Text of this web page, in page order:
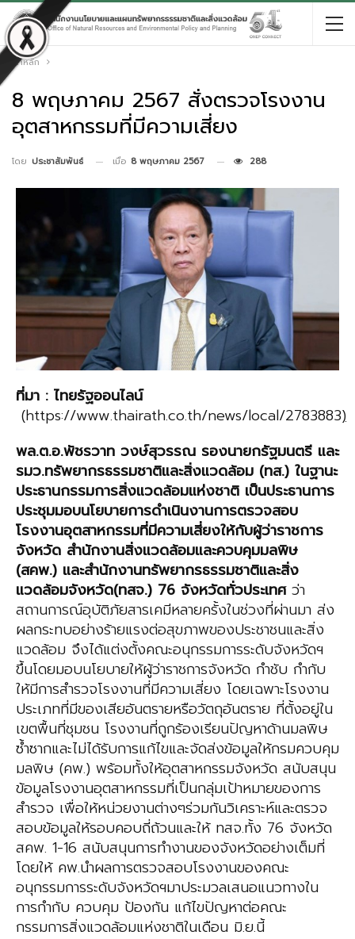
หน้าหลัก
8 พฤษภาคม 2567 สั่งตรวจโรงงาน
อุตสาหกรรมที่มีความเสี่ยง
โดย ประชาสัมพันธ์ เมื่อ 8 พฤษภาคม 2567 288
ที่มา : ไทยรัฐออนไลน
(https://www.thairath.co.th/news/local/2783883)
พล.ต.อ.พัชรวาท วงษ์สุวรรณ รองนายกรัฐมนตรี และ
รมว.ทรัพยากรธรรมชาติและสิ่งแวดล้อม (ทส.) ในฐานะ
ประธานกรรมการสิ่งแวดล้อมแห่งชาติ เป็นประธานการ
ประชุมมอบนโยบายการดำเนินงานการตรวจสอบ
โรงงานอุตสาหกรรมที่มีความเสี่ยงให้กับผู้ว่าราชการ
จังหวัด สำนักงานสิ่งแวดล้อมและควบคุมมลพิษ
(สคพ.) และสำนักงานทรัพยากรธรรมชาติและสิ่ง
แวดล้อมจังหวัด(ทสจ.) 76 จังหวัดทั่วประเทศ ว่า
สถานการณ์อุบัติภัยสารเคมีหลายครั้งในช่วงที่ผ่านมา ส่ง
ผลกระทบอย่างร้ายแรงต่อสุขภาพของประชาชนและสิ่ง
แวดล้อม จึงได้แต่งตั้งคณะอนุกรรมการระดับจังหวัดฯ
ขึ้นโดยมอบนโยบายให้ผู้ว่าราชการจังหวัด กำชับ กำกับ
ให้มีการสำรวจโรงงานที่มีความเสี่ยง โดยเฉพาะโรงงาน
ประเภทที่มีของเสียอันตรายหรือวัตถุอันตราย ที่ตั้งอยู่ใน
เขตพื้นที่ชุมชน โรงงานที่ถูกร้องเรียนปัญหาด้านมลพิษ
ซ้ำซากและไม่ได้รับการแก้ไขและจัดส่งข้อมูลให้กรมควบคุม
มลพิษ (คพ.) พร้อมทั้งให้อุตสาหกรรมจังหวัด สนับสนุน
ข้อมูลโรงงานอุตสาหกรรมที่เป็นกลุ่มเป้าหมายของการ
สำรวจ เพื่อให้หน่วยงานต่างๆร่วมกันวิเคราะห์และตรวจ
สอบข้อมูลให้รอบคอบถี่ถ้วนและให้ ทสจ.ทั้ง 76 จังหวัด
สคพ. 1-16 สนับสนุนการทำงานของจังหวัดอย่างเต็มที่
โดยให้ คพ.นำผลการตรวจสอบโรงงานของคณะ
อนุกรรมการระดับจังหวัดฯมาประมวลเสนอแนวทางใน
การกำกับ ควบคุม ป้องกัน แก้ไขปัญหาต่อคณะ
กรรมการสิ่งแวดล้อมแห่งชาติในเดือน มิ.ย.นี้